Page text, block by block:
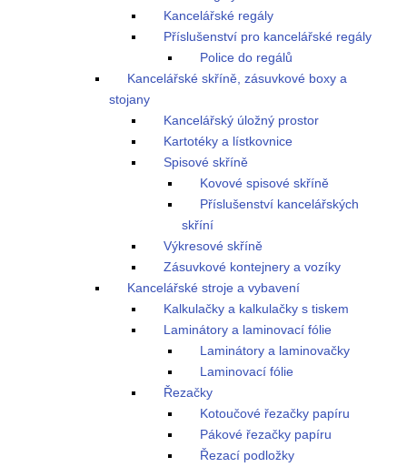
Kancelářské regály
Příslušenství pro kancelářské regály
Police do regálů
Kancelářské skříně, zásuvkové boxy a
stojany
Kancelářský úložný prostor
Kartotéky a lístkovnice
Spisové skříně
Kovové spisové skříně
Příslušenství kancelářských
skříní
Výkresové skříně
Zásuvkové kontejnery a vozíky
Kancelářské stroje a vybavení
Kalkulačky a kalkulačky s tiskem
Laminátory a laminovací fólie
Laminátory a laminovačky
Laminovací fólie
Řezačky
Kotoučové řezačky papíru
Pákové řezačky papíru
Řezací podložky